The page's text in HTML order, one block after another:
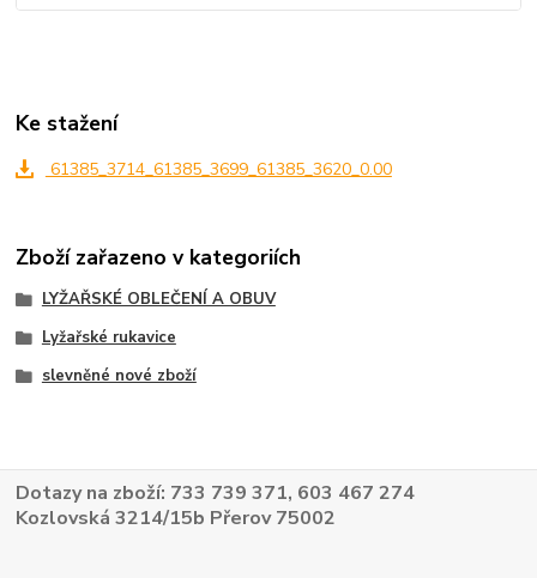
Ke stažení
61385_3714_61385_3699_61385_3620_0.00
Zboží zařazeno v kategoriích
LYŽAŘSKÉ OBLEČENÍ A OBUV
Lyžařské rukavice
slevněné nové zboží
Dotazy na zboží: 733 739 371, 603 467 274
Kozlovská 3214/15b Přerov 75002